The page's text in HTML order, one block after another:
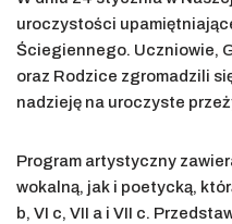
uroczystości
Ściegiennego. Uczniowie,
oraz Rodzice zgromadzili
nadzieję na uroczyste
Program artystyczny
wokalną, jak i poetycką,
b, VI c, VII a i VII c.